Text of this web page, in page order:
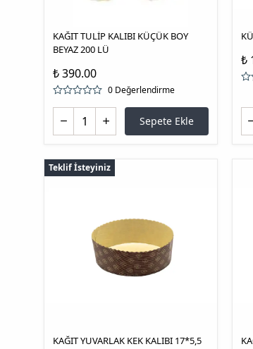
KAĞIT TULİP KALIBI KÜÇÜK BOY
BEYAZ 200 LÜ
₺ 390.00
0 Değerlendirme
Sepete Ekle
₺
Teklif İsteyiniz
KAĞIT YUVARLAK KEK KALIBI 17*5,5